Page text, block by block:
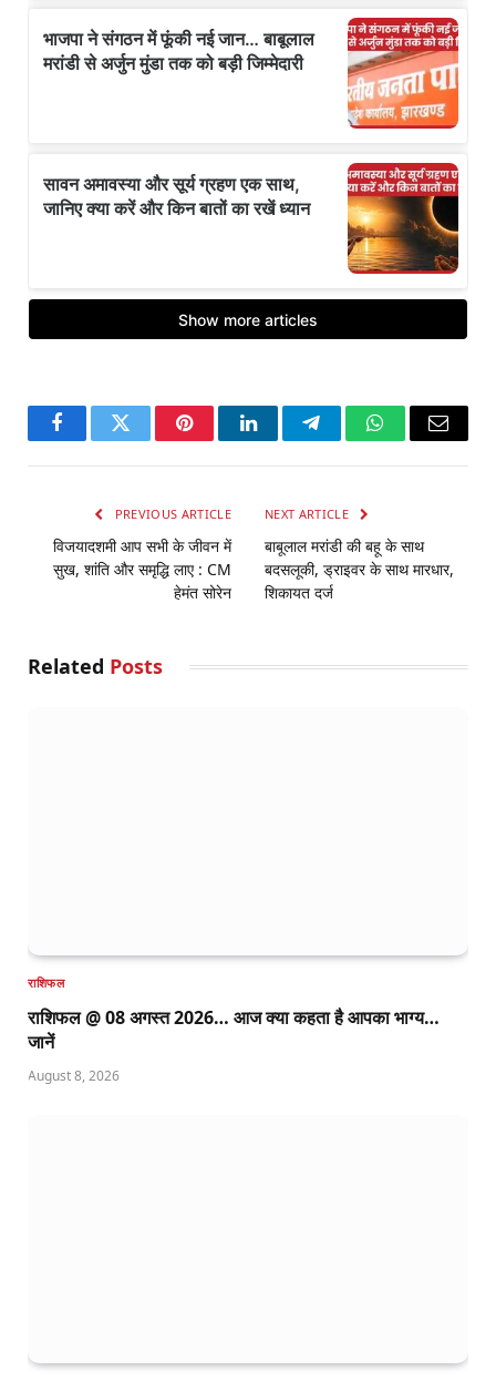
FacebookTwitter PinterestLinkedInTelegramWhatsApp
Email
PREVIOUS ARTICLE
विजयादशमी आप सभी के जीवन में
सुख, शांति और समृद्धि लाए : CM
हेमंत सोरेन
NEXT ARTICLE
बाबूलाल मरांडी की बहू के साथ
बदसलूकी, ड्राइवर के साथ मारधार,
शिकायत दर्ज
Related Posts
राशिफल
राशिफल @ 08 अगस्त 2026… आज क्या कहता है आपका भाग्य…
जानें
August 8, 2026